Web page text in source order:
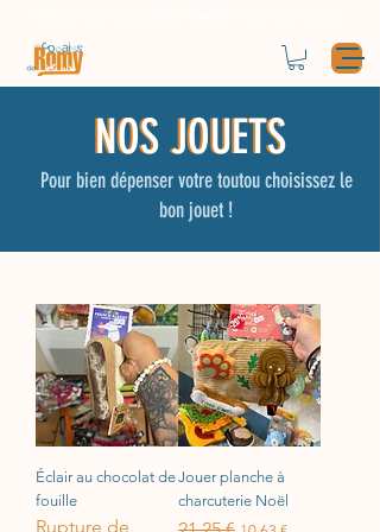
NOS JOUETS
NOS JOUETS
Pour bien dépenser votre toutou choisissez le
bon jouet !
Éclair au chocolat de
fouille
Rupture de
Jouer planche à
charcuterie Noël
Prix originalPrix promotionnel